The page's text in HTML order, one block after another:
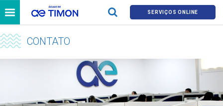
SERVIÇOS ONLINE
CONTATO